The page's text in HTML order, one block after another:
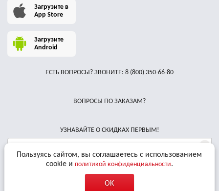
Загрузите в
App Store
Загрузите
Android
ЕСТЬ ВОПРОСЫ? ЗВОНИТЕ: 8 (800) 350-66-80
ВОПРОСЫ ПО ЗАКАЗАМ?
УЗНАВАЙТЕ О СКИДКАХ ПЕРВЫМ!
согласие на обработку персональных данныхи соглашаюсь с
Пользуясь сайтом, вы соглашаетесь с использованием
cookie и политикой конфиденциальности.
OK